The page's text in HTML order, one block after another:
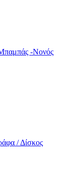
-Νονός
/ Δίσκος